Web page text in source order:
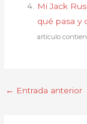
Mi Jack
qué pasa y
artículo
← Entrada anterior